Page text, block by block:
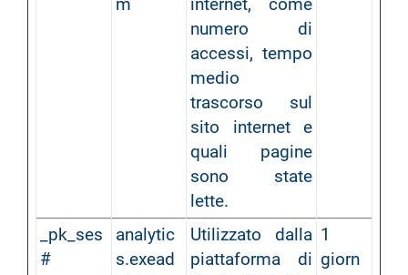
m
internet, come
numero di
accessi, tempo
medio
trascorso sul
sito internet e
quali pagine
sono state
lette.
_pk_ses
#
analytic
s.exead
Utilizzato dalla
piattaforma di
1
giorn